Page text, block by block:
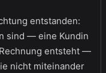
entstanden:
sind — eine Kundin
entsteht —
nicht miteinander